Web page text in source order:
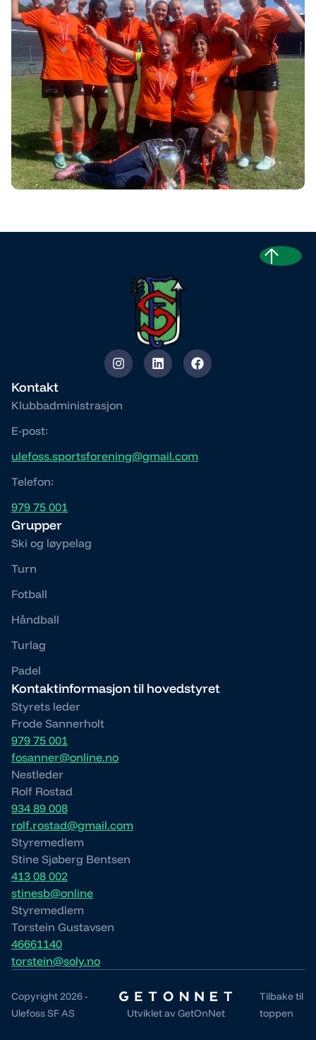
Kontakt
Klubbadministrasjon
E-post:
ulefoss.sportsforening@gmail.com
Telefon:
979 75 001
Grupper
Ski og løypelag
Turn
Fotball
Håndball
Turlag
Padel
Kontaktinformasjon til hovedstyret
Styrets leder
Frode Sannerholt
979 75 001
fosanner@online.no
Nestleder
Rolf Rostad
934 89 008
rolf.rostad@gmail.com
Styremedlem
Stine Sjøberg Bentsen
413 08 002
stinesb@online
Styremedlem
Torstein Gustavsen
46661140
torstein@soly.no
Copyright 2026 -
Ulefoss SF AS
Utviklet avGetOnNet
Tilbake til
toppen